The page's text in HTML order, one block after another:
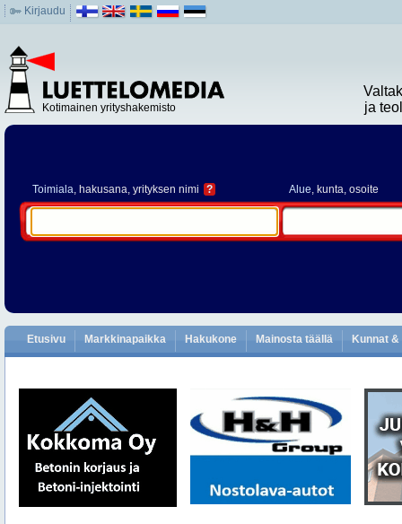
Kirjaudu
Kotimainen yrityshakemisto
ja
Toimiala, hakusana, yrityksen nimi ? Alue, kunta, osoite
Etusivu Markkinapaikka Hakukone Mainosta täällä Kunnat